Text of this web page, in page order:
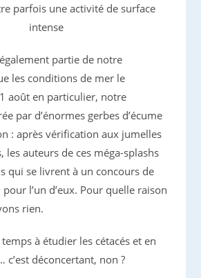
parfois une activité de surface
intense
partie de notre
les conditions de mer le
août en particulier, notre
par d’énormes gerbes d’écume
: après vérification aux jumelles
les auteurs de ces méga-splashs
qui se livrent à un concours de
l’un d’eux. Pour quelle raison
rien.
à étudier les cétacés et en
c’est déconcertant, non ?